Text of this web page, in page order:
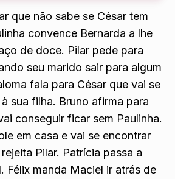
que não sabe se César tem
convence Bernarda a lhe
de doce. Pilar pede para
seu marido sair para algum
fala para César que vai se
sua filha. Bruno afirma para
conseguir ficar sem Paulinha.
em casa e vai se encontrar
Pilar. Patrícia passa a
Félix manda Maciel ir atrás de